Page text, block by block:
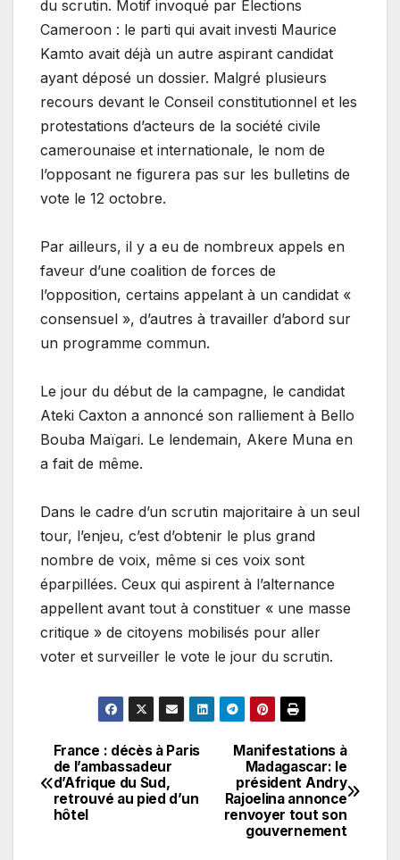
du scrutin. Motif invoqué par Elections
Cameroon : le parti qui avait investi Maurice
Kamto avait déjà un autre aspirant candidat
ayant déposé un dossier. Malgré plusieurs
recours devant le Conseil constitutionnel et les
protestations d’acteurs de la société civile
camerounaise et internationale, le nom de
l’opposant ne figurera pas sur les bulletins de
vote le 12 octobre.
Par ailleurs, il y a eu de nombreux appels en
faveur d’une coalition de forces de
l’opposition, certains appelant à un candidat «
consensuel », d’autres à travailler d’abord sur
un programme commun.
Le jour du début de la campagne, le candidat
Ateki Caxton a annoncé son ralliement à Bello
Bouba Maïgari. Le lendemain, Akere Muna en
a fait de même.
Dans le cadre d’un scrutin majoritaire à un seul
tour, l’enjeu, c’est d’obtenir le plus grand
nombre de voix, même si ces voix sont
éparpillées. Ceux qui aspirent à l’alternance
appellent avant tout à constituer « une masse
critique » de citoyens mobilisés pour aller
voter et surveiller le vote le jour du scrutin.
Navigation
de
Manifestations à
Madagascar: le
président Andry
Rajoelina annonce
renvoyer tout son
gouvernement
France : décès à Paris
de l’ambassadeur
d’Afrique du Sud,
retrouvé au pied d’un
hôtel